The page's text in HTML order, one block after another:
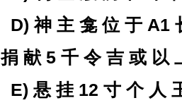
D)神 主 龛 位 于 A1
捐 献 5 千 令 吉 或 以
E) 悬 挂 12 寸 个 人